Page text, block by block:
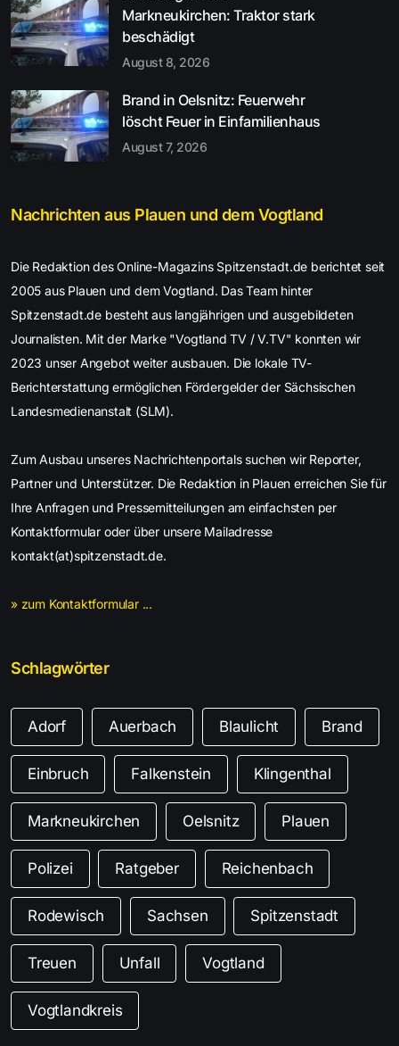
Markneukirchen: Traktor stark
beschädigt
August 8, 2026
Brand in Oelsnitz: Feuerwehr
löscht Feuer in Einfamilienhaus
August 7, 2026
Nachrichten aus Plauen und dem Vogtland
Die Redaktion des Online-Magazins Spitzenstadt.de berichtet seit
2005 aus Plauen und dem Vogtland. Das Team hinter
Spitzenstadt.de besteht aus langjährigen und ausgebildeten
Journalisten. Mit der Marke "Vogtland TV / V.TV" konnten wir
2023 unser Angebot weiter ausbauen. Die lokale TV-
Berichterstattung ermöglichen Fördergelder der Sächsischen
Landesmedienanstalt (SLM).
Zum Ausbau unseres Nachrichtenportals suchen wir Reporter,
Partner und Unterstützer. Die Redaktion in Plauen erreichen Sie für
Ihre Anfragen und Pressemitteilungen am einfachsten per
Kontaktformular oder über unsere Mailadresse
kontakt(at)spitzenstadt.de.
» zum Kontaktformular ...
Schlagwörter
Adorf Auerbach Blaulicht Brand
Einbruch Falkenstein Klingenthal
Markneukirchen Oelsnitz Plauen
Polizei Ratgeber Reichenbach
Rodewisch Sachsen Spitzenstadt
Treuen Unfall Vogtland
Vogtlandkreis